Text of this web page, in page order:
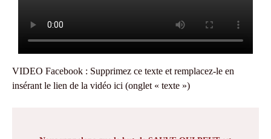
VIDEO Facebook : Supprimez ce texte et remplacez-le en
insérant le lien de la vidéo ici (onglet « texte »)